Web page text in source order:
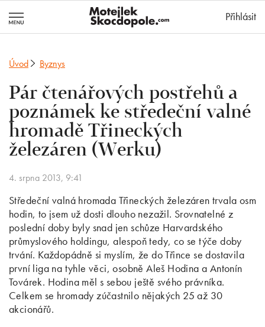
Přihlásit
Úvod Byznys
Pár čtenářových postřehů a
poznámek ke středeční valné
hromadě Třineckých
železáren (Werku)
4. srpna 2013, 9:41
Středeční valná hromada Třineckých železáren trvala osm
hodin, to jsem už dosti dlouho nezažil. Srovnatelné z
poslední doby byly snad jen schůze Harvardského
průmyslového holdingu, alespoň tedy, co se týče doby
trvání. Každopádně si myslím, že do Třince se dostavila
první liga na tyhle věci, osobně Aleš Hodina a Antonín
Továrek. Hodina měl s sebou ještě svého právníka.
Celkem se hromady zúčastnilo nějakých 25 až 30
akcionářů.